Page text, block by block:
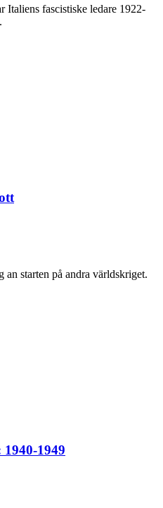
fascistiske ledare 1922-
an starten på andra världskriget.
1949